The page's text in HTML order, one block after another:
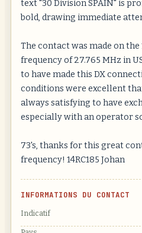
text "30 Division SPAIN" is
bold, drawing immediate
The contact was made on the
frequency of 27.765 MHz in
to have made this DX
conditions were excellent
always satisfying to have
especially with an operator
73's, thanks for this great
frequency! 14RC185 Johan
INFORMATIONS DU CONTACT
Indicatif